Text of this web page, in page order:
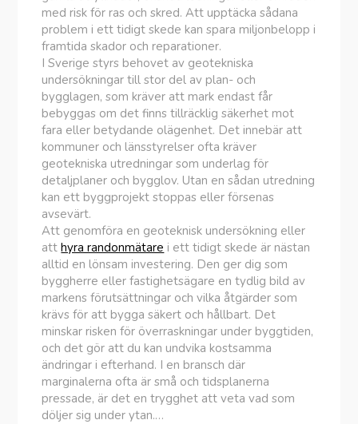
med risk för ras och skred. Att upptäcka sådana
problem i ett tidigt skede kan spara miljonbelopp i
framtida skador och reparationer.
I Sverige styrs behovet av geotekniska
undersökningar till stor del av plan- och
bygglagen, som kräver att mark endast får
bebyggas om det finns tillräcklig säkerhet mot
fara eller betydande olägenhet. Det innebär att
kommuner och länsstyrelser ofta kräver
geotekniska utredningar som underlag för
detaljplaner och bygglov. Utan en sådan utredning
kan ett byggprojekt stoppas eller försenas
avsevärt.
Att genomföra en geoteknisk undersökning eller
atthyra randonmätare i ett tidigt skede är nästan
alltid en lönsam investering. Den ger dig som
byggherre eller fastighetsägare en tydlig bild av
markens förutsättningar och vilka åtgärder som
krävs för att bygga säkert och hållbart. Det
minskar risken för överraskningar under byggtiden,
och det gör att du kan undvika kostsamma
ändringar i efterhand. I en bransch där
marginalerna ofta är små och tidsplanerna
pressade, är det en trygghet att veta vad som
döljer sig under ytan.…